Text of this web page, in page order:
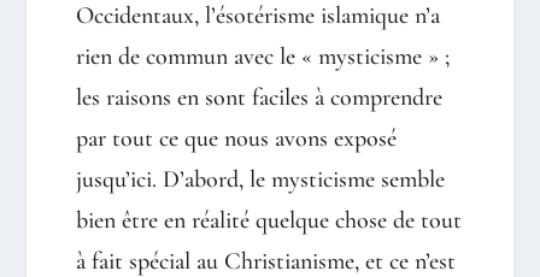
Occidentaux, l’ésotérisme islamique n’a
rien de commun avec le « mysticisme » ;
les raisons en sont faciles à comprendre
par tout ce que nous avons exposé
jusqu’ici. D’abord, le mysticisme semble
bien être en réalité quelque chose de tout
à fait spécial au Christianisme, et ce n’est